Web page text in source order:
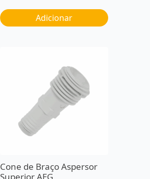
Adicionar
Cone de Braço Aspersor